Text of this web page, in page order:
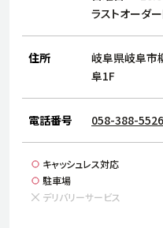
ブランド
店舗一覧
よくある質問・お問い合わ
ラストオーダ
住所
岐阜県岐阜市
阜1F
電話番号 058-388-5526
キャッシュレス対応
駐車場
デリバリーサービス